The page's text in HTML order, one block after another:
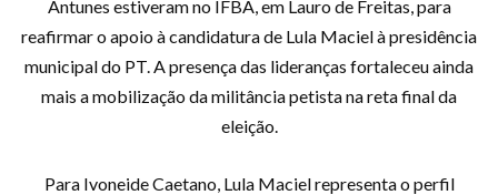
Antunes estiveram no IFBA, em Lauro de Freitas, para
reafirmar o apoio à candidatura de Lula Maciel à presidência
municipal do PT. A presença das lideranças fortaleceu ainda
mais a mobilização da militância petista na reta final da
eleição.
Para Ivoneide Caetano, Lula Maciel representa o perfil